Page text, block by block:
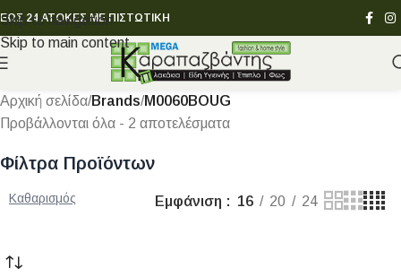
Skip to navigation
Skip to main content
ΕΩΣ 24 ΑΤΟΚΕΣ ΜΕ ΠΙΣΤΩΤΙΚΗ
Αρχική σελίδα/Brands/M0060BOUG
Προβάλλονται όλα - 2 αποτελέσματα
Φίλτρα Προϊόντων
Καθαρισμός Εμφάνιση 16 20 24